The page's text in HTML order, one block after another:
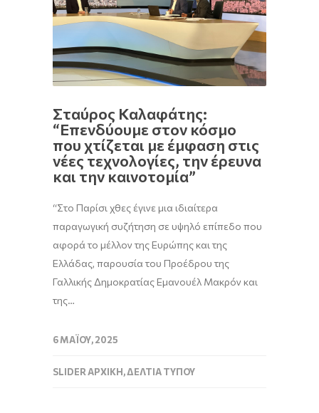
Σταύρος Καλαφάτης:
“Επενδύουμε στον κόσμο
που χτίζεται με έμφαση στις
νέες τεχνολογίες, την έρευνα
και την καινοτομία”
“Στο Παρίσι χθες έγινε μια ιδιαίτερα
παραγωγική συζήτηση σε υψηλό επίπεδο που
αφορά το μέλλον της Ευρώπης και της
Ελλάδας, παρουσία του Προέδρου της
Γαλλικής Δημοκρατίας Εμανουέλ Μακρόν και
της…
6 ΜΑΪ́ΟΥ, 2025
SLIDER ΑΡΧΙΚΉ,ΔΕΛΤΊΑ ΤΎΠΟΥ